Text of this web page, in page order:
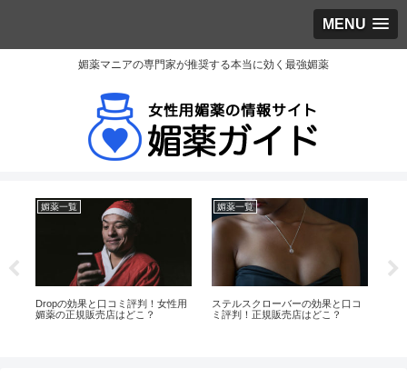
MENU
媚薬マニアの専門家が推奨する本当に効く最強媚薬
媚薬一覧
Dropの効果と口コミ評判！女性用
媚薬の正規販売店はどこ？
媚薬一覧
ステルスクローバーの効果と口コ
ミ評判！正規販売店はどこ？